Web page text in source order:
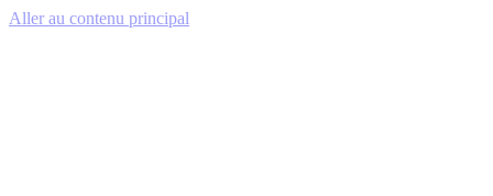
Aller au contenu principal